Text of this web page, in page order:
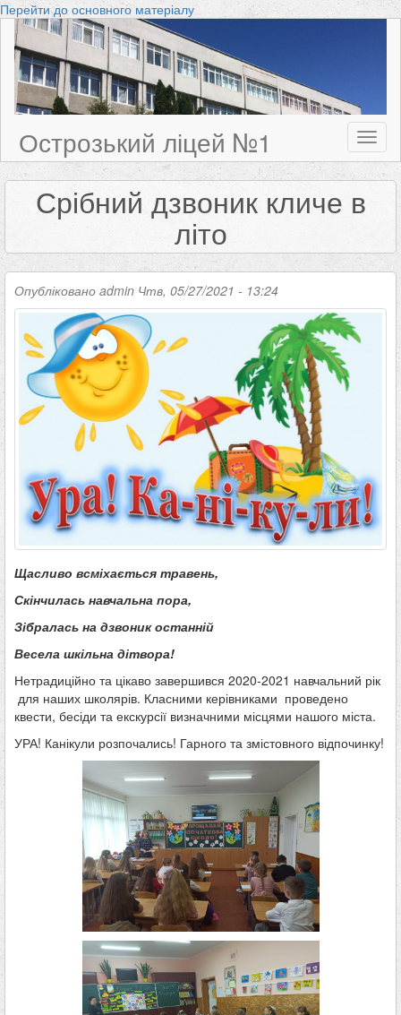
Перейти до основного матеріалу
Острозький ліцей №1
Срібний дзвоник кличе в
літо
Опубліковано admin Чтв, 05/27/2021 - 13:24
Щасливо всміхається травень,
Скінчилась навчальна пора,
Зібралась на дзвоник останній
Весела шкільна дітвора!
Нетрадиційно та цікаво завершився 2020-2021 навчальний рік
для наших школярів. Класними керівниками проведено
квести, бесіди та екскурсії визначними місцями нашого міста.
УРА! Канікули розпочались! Гарного та змістовного відпочинку!